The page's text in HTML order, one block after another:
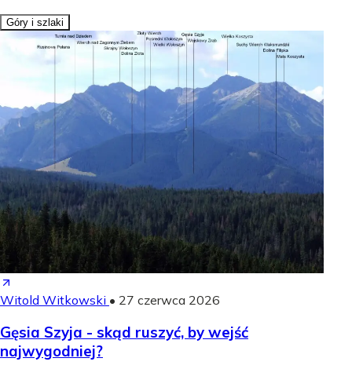
Góry i szlaki
Witold Witkowski • 27 czerwca 2026
Gęsia Szyja - skąd ruszyć, by wejść
najwygodniej?